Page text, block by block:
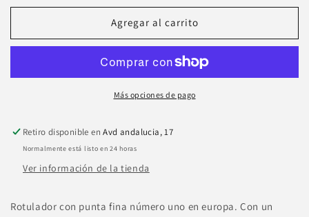
para
Stabilo
Rojo
para
Rotulador
Stabilo
88
Rojo
Agregar al carrito
Más opciones de pago
Retiro disponible enAvd andalucia, 17
Normalmente está listo en 24 horas
Ver información de la tienda
Rotulador con punta fina número uno en europa. Con un